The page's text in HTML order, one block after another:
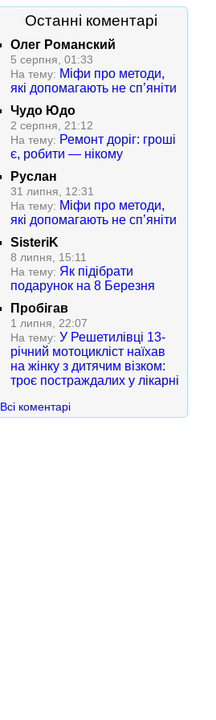
Останні коментарі
Олег Романский
5 серпня, 01:33
На тему: Міфи про методи,
які допомагають не сп’яніти
Чудо Юдо
2 серпня, 21:12
На тему: Ремонт доріг: гроші
є, робити — нікому
Руслан
31 липня, 12:31
На тему: Міфи про методи,
які допомагають не сп’яніти
SisteriK
8 липня, 15:11
На тему: Як підібрати
подарунок на 8 Березня
Пробігав
1 липня, 22:07
На тему: У Решетилівці 13-
річний мотоцикліст наїхав
на жінку з дитячим візком:
троє постраждалих у лікарні
Всі коментарі